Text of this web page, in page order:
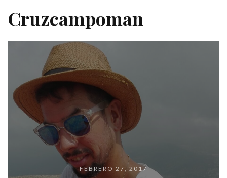
Cruzcampoman
FEBRERO 27, 2017